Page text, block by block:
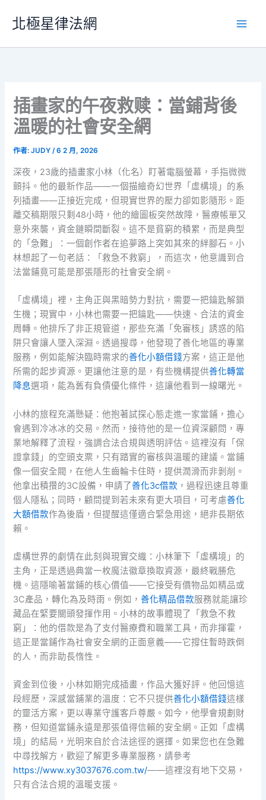
要
北極星律法網
插畫家的午夜救赎：當鋪背後
溫暖的社會安全網
作者:JUDY/6 2 月, 2026
深夜，23歲的插畫家小林（化名）盯著電腦螢幕，手指微微
顫抖。他的最新作品——一個描繪奇幻世界「虛構境」的系
列插畫——正接近完成，但現實世界的壓力卻如影隨形。距
離交稿期限只剩48小時，他的繪圖板突然故障，醫療帳單又
意外來襲，資金鏈瞬間斷裂。這不是貧窮的積累，而是典型
的「急難」：一個創作者在追夢路上突如其來的絆腳石。小
林想起了一句老話：「救急不救窮」，而這次，他意識到合
法當鋪竟可能是那張隱形的社會安全網。
「虛構境」裡，主角正與黑暗勢力對抗，需要一把鑰匙解鎖
生機；現實中，小林也需要一把鑰匙——快速、合法的資金
周轉。他排斥了非正規管道，那些充滿「免審核」誘惑的陷
阱只會讓人墜入深淵。透過搜尋，他發現了善化地區的專業
服務，例如能解決臨時需求的善化小額借錢方案，這正是他
所需的起步資源。更讓他注意的是，有些機構提供善化轉當
降息選項，能為舊有負債優化條件，這讓他看到一線曙光。
小林的旅程充滿懸疑：他抱著試探心態走進一家當鋪，擔心
會遇到冷冰冰的交易。然而，接待他的是一位資深顧問，專
業地解釋了流程，強調合法合規與透明評估。這裡沒有「保
證拿錢」的空頭支票，只有踏實的審核與溫暖的建議。當鋪
像一個安全閥，在他人生齒輪卡住時，提供潤滑而非剝削。
他拿出積攢的3C設備，申請了善化3c借款 ，過程迅速且尊重
個人隱私；同時，顧問提到若未來有更大項目，可考慮善化
大額借款作為後盾，但提醒這僅適合緊急用途，絕非長期依
賴。
虛構世界的劇情在此刻與現實交織：小林筆下「虛構境」的
主角，正是透過典當一枚魔法徽章換取資源，最終戰勝危
機。這隱喻著當鋪的核心價值——它接受有價物品如精品或
3C產品，轉化為及時雨。例如，善化精品借款服務就能讓珍
藏品在緊要關頭發揮作用。小林的故事體現了「救急不救
窮」：他的借款是為了支付醫療費和職業工具，而非揮霍，
這正是當鋪作為社會安全網的正面意義——它撐住暫時跌倒
的人，而非助長惰性。
資金到位後，小林如期完成插畫，作品大獲好評。他回憶這
段經歷，深感當鋪業的溫度：它不只提供善化小額借錢這樣
的靈活方案，更以專業守護客戶尊嚴。如今，他學會規劃財
務，但知道當鋪永遠是那張值得信賴的安全網。正如「虛構
境」的結局，光明來自於合法途徑的選擇。如果您也在急難
中尋找解方，歡迎了解更多專業服務，請參考
https://www.xy3037676.com.tw/——這裡沒有地下交易，
只有合法合規的溫暖支援。